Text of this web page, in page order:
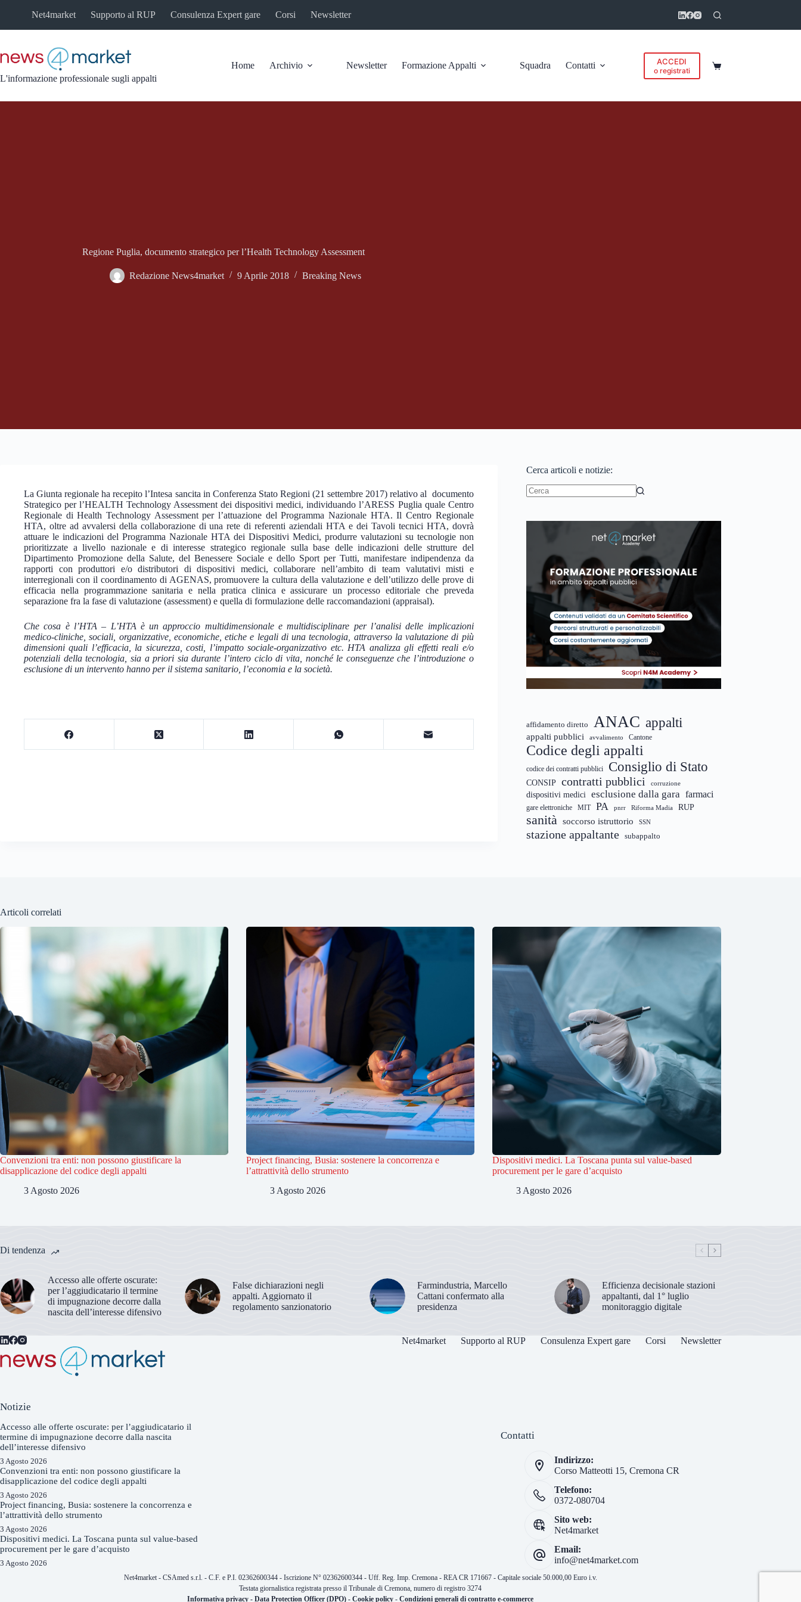
Net4market Supporto al RUP Consulenza Expert gare Corsi Newsletter
L'informazione professionale sugli appalti
Home Archivio Newsletter Formazione Appalti Squadra Contatti ACCEDI
o registrati Carrello
Regione Puglia, documento strategico per l’Health Technology Assessment
Redazione News4market 9 Aprile 2018 Breaking News
La Giunta regionale ha recepito l’Intesa sancita in Conferenza Stato Regioni (21 settembre 2017) relativo al documento
Strategico per l’HEALTH Technology Assessment dei dispositivi medici, individuando l’ARESS Puglia quale Centro
Regionale di Health Technology Assessment per l’attuazione del Programma Nazionale HTA. Il Centro Regionale
HTA, oltre ad avvalersi della collaborazione di una rete di referenti aziendali HTA e dei Tavoli tecnici HTA, dovrà
attuare le indicazioni del Programma Nazionale HTA dei Dispositivi Medici, produrre valutazioni su tecnologie non
prioritizzate a livello nazionale e di interesse strategico regionale sulla base delle indicazioni delle strutture del
Dipartimento Promozione della Salute, del Benessere Sociale e dello Sport per Tutti, manifestare indipendenza da
rapporti con produttori e/o distributori di dispositivi medici, collaborare nell’ambito di team valutativi misti e
interregionali con il coordinamento di AGENAS, promuovere la cultura della valutazione e dell’utilizzo delle prove di
efficacia nella programmazione sanitaria e nella pratica clinica e assicurare un processo editoriale che preveda
separazione fra la fase di valutazione (assessment) e quella di formulazione delle raccomandazioni (appraisal).
Che cosa è l’HTA – L’HTA è un approccio multidimensionale e multidisciplinare per l’analisi delle implicazioni
medico-cliniche, sociali, organizzative, economiche, etiche e legali di una tecnologia, attraverso la valutazione di più
dimensioni quali l’efficacia, la sicurezza, costi, l’impatto sociale-organizzativo etc. HTA analizza gli effetti reali e/o
potenziali della tecnologia, sia a priori sia durante l’intero ciclo di vita, nonché le conseguenze che l’introduzione o
esclusione di un intervento hanno per il sistema sanitario, l’economia e la società.
Cerca articoli e notizie:
affidamento diretto ANAC appalti
appalti pubblici avvalimento Cantone
Codice degli appalti
codice dei contratti pubblici Consiglio di Stato
CONSIP contratti pubblici corruzione
dispositivi medici esclusione dalla gara farmaci
gare elettroniche MIT PA pnrr Riforma Madia RUP
sanità soccorso istruttorio SSN
stazione appaltante subappalto
Articoli correlati
Convenzioni tra enti: non possono giustificare la
disapplicazione del codice degli appalti
3 Agosto 2026
Project financing, Busia: sostenere la concorrenza e
l’attrattività dello strumento
3 Agosto 2026
Dispositivi medici. La Toscana punta sul value-based
procurement per le gare d’acquisto
3 Agosto 2026
Di tendenza
Accesso alle offerte oscurate:
per l’aggiudicatario il termine
di impugnazione decorre dalla
nascita dell’interesse difensivo
False dichiarazioni negli
appalti. Aggiornato il
regolamento sanzionatorio
Farmindustria, Marcello
Cattani confermato alla
presidenza
Efficienza decisionale stazioni
appaltanti, dal 1° luglio
monitoraggio digitale
Net4market Supporto al RUP Consulenza Expert gare Corsi Newsletter
Notizie
Accesso alle offerte oscurate: per l’aggiudicatario il
termine di impugnazione decorre dalla nascita
dell’interesse difensivo
3 Agosto 2026
Convenzioni tra enti: non possono giustificare la
disapplicazione del codice degli appalti
3 Agosto 2026
Project financing, Busia: sostenere la concorrenza e
l’attrattività dello strumento
3 Agosto 2026
Dispositivi medici. La Toscana punta sul value-based
procurement per le gare d’acquisto
3 Agosto 2026
Contatti
Indirizzo:
Corso Matteotti 15, Cremona CR
Telefono:
0372-080704
Sito web:
Net4market
Email:
info@net4market.com
Net4market - CSAmed s.r.l. - C.F. e P.I. 02362600344 - Iscrizione N° 02362600344 - Uff. Reg. Imp. Cremona - REA CR 171667 - Capitale sociale 50.000,00 Euro i.v.
Testata giornalistica registrata presso il Tribunale di Cremona, numero di registro 3274
Informativa privacy -Data Protection Officer (DPO) -Cookie policy -Condizioni generali di contratto e-commerce